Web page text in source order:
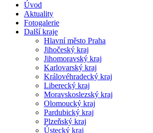
Úvod
Aktuality
Fotogalerie
Další kraje
Hlavní město Praha
Jihočeský kraj
Jihomoravský kraj
Karlovarský kraj
Královéhradecký kraj
Liberecký kraj
Moravskoslezský kraj
Olomoucký kraj
Pardubický kraj
Plzeňský kraj
Ústecký kraj